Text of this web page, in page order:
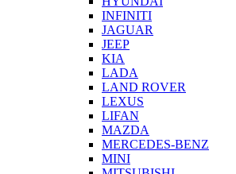
INFINITI
JAGUAR
JEEP
KIA
LADA
LAND ROVER
LEXUS
LIFAN
MAZDA
MERCEDES-BENZ
MINI